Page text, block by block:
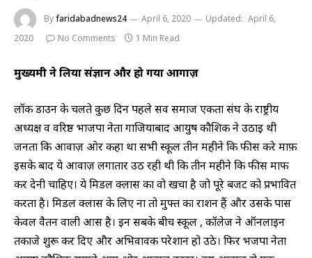
Byfaridabadnews24 April 6, 2020 Updated: April 6,
2020
No Comments 1 Min Read
मुख्यमंत्री ने लिया संज्ञान और हो गया आगाज़
लॉक डाउन के चलते कुछ दिन पहले सर्व समाज एकता संघ के राष्ट्रीय
अध्यक्ष व वरिष्ठ भाजपा नेता गाजियाबाद आयुष कौशिक ने उठाई थी
जनता कि आवाज़ ओर कहा था सभी स्कूल तीन महीने कि फीस करे माफ़
इसके बाद ये आवाज़ लगातार उठ रही थी कि तीन महीने कि फीस माफ
कर देनी चाहिए। ये मिडल क्लास का वो खर्चा है जो पूरे बजट को प्रभावित
करता है। मिडल क्लास के लिए ना तो मुफ्त का राशन हैं और उसके पास
केवल वैतन वाली आस है। इन सबके बीच स्कूल , कॉलेज ने ऑनलाइन
तकाजे शुरू कर दिए और अभिवावक परेशान हो उठे। फिर भजपा नेता